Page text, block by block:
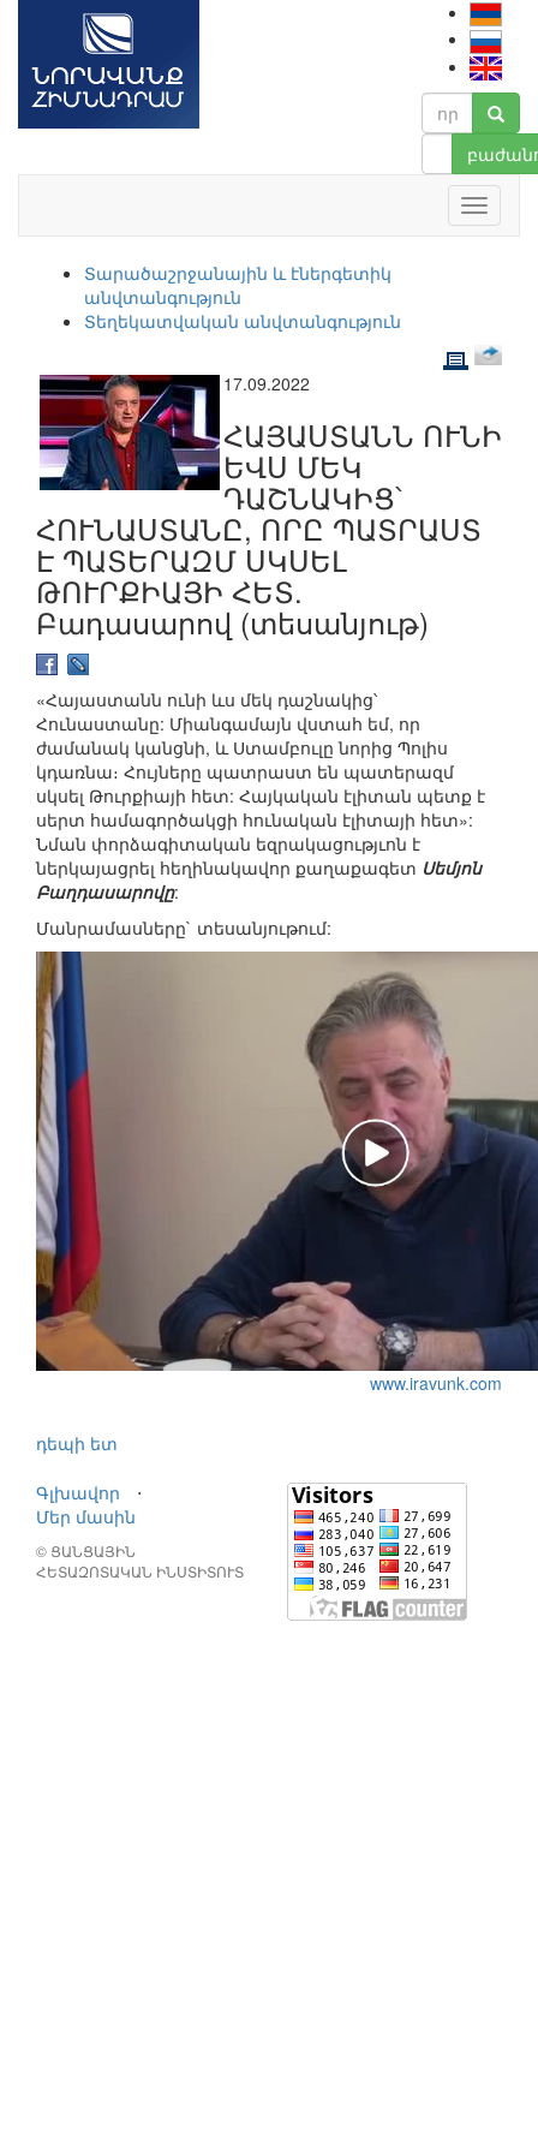
Տարածաշրջանային և էներգետիկ
անվտանգություն
Տեղեկատվական անվտանգություն
17.09.2022
ՀԱՅԱՍՏԱՆՆ ՈՒՆԻ
ԵՎՍ ՄԵԿ
ԴԱՇՆԱԿԻՑ՝
ՀՈՒՆԱՍՏԱՆԸ, ՈՐԸ ՊԱՏՐԱՍՏ
Է ՊԱՏԵՐԱԶՄ ՍԿՍԵԼ
ԹՈՒՐՔԻԱՅԻ ՀԵՏ.
Բադասարով (տեսանյութ)
«Հայաստանն ունի ևս մեկ դաշնակից՝
Հունաստանը: Միանգամայն վստահ եմ, որ
ժամանակ կանցնի, և Ստամբուլը նորից Պոլիս
կդառնա։ Հույները պատրաստ են պատերազմ
սկսել Թուրքիայի հետ: Հայկական էլիտան պետք է
սերտ համագործակցի հունական էլիտայի հետ»:
Նման փորձագիտական եզրակացությւոն է
ներկայացրել հեղինակավոր քաղաքագետ Սեմյոն
Բաղդասարովը:
Մանրամասները` տեսանյութում:
www.iravunk.com
դեպի ետ
Գլխավոր
⋅
Մեր մասին
© ՑԱՆՑԱՅԻՆ
ՀԵՏԱԶՈՏԱԿԱՆ ԻՆՍՏԻՏՈՒՏ